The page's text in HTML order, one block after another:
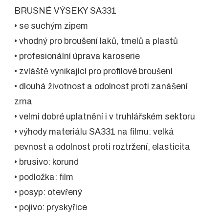
BRUSNÉ VÝSEKY SA331
• se suchým zipem
• vhodný pro broušení laků, tmelů a plastů
• profesionální úprava karoserie
• zvláště vynikající pro profilové broušení
• dlouhá životnost a odolnost proti zanášení
zrna
• velmi dobré uplatnění i v truhlářském sektoru
• výhody materiálu SA331 na filmu: velká
pevnost a odolnost proti roztržení, elasticita
• brusivo: korund
• podložka: film
• posyp: otevřený
• pojivo: pryskyřice